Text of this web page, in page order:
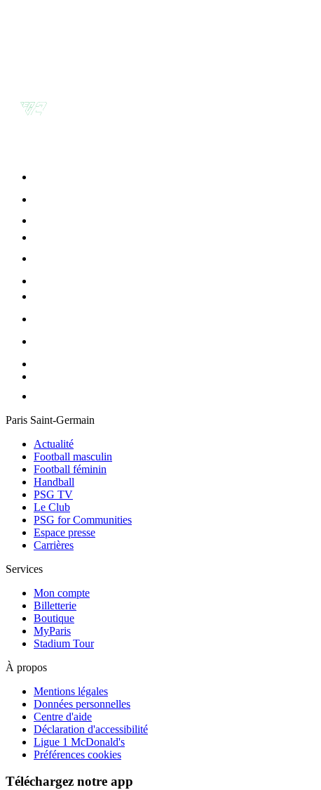
Paris Saint-Germain
Actualité
Football masculin
Football féminin
Handball
PSG TV
Le Club
PSG for Communities
Espace presse
Carrières
Services
Mon compte
Billetterie
Boutique
MyParis
Stadium Tour
À propos
Mentions légales
Données personnelles
Centre d'aide
Déclaration d'accessibilité
Ligue 1 McDonald's
Préférences cookies
Téléchargez notre app